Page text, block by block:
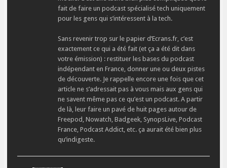
fait de faire un podcast spécialisé tech uniquement
pour les gens qui s’intéressent à la tech.
Sans revenir trop sur le papier d’Ecrans.fr, c’est
exactement ce qui a été fait (et ça a été dit dans
votre émission) : restituer les bases du podcast
indépendant en France, donner une ou deux pistes
de découverte. Je rappelle encore une fois que cet
article ne s’adressait pas à vous mais aux gens qui
ne savent même pas ce qu’est un podcast. A partir
de là, leur faire un pavé de huit pages autour de
Freepod, Nowatch, Badgeek, SynopsLive, Podcast
France, Podcast Addict, etc. ça aurait été bien plus
qu’indigeste.